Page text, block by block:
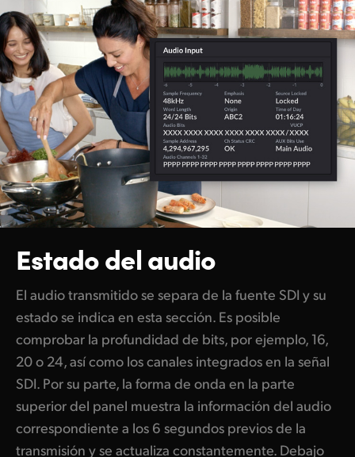
Estado del audio
El audio transmitido se separa de la fuente SDI y su
estado se indica en esta sección. Es posible
comprobar la profundidad de bits, por ejemplo, 16,
20 o 24, así como los canales integrados en la señal
SDI. Por su parte, la forma de onda en la parte
superior del panel muestra la información del audio
correspondiente a los 6 segundos previos de la
transmisión y se actualiza constantemente. Debajo